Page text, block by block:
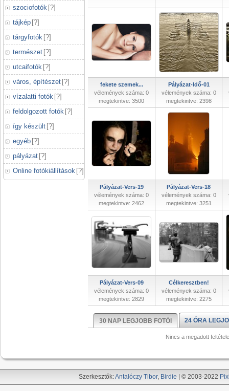
szociofotók [?]
tájkép [?]
tárgyfotók [?]
természet [?]
utcaifotók [?]
város, építészet [?]
vízalatti fotók [?]
feldolgozott fotók [?]
így készült [?]
egyéb [?]
pályázat [?]
Online fotókiállítások [?]
fekete szemek...
vélemények száma: 0
megtekintve: 3500
Pályázat-Idő-01
vélemények száma: 0
megtekintve: 2398
Pályázat-Vers-19
vélemények száma: 0
megtekintve: 2462
Pályázat-Vers-18
vélemények száma: 0
megtekintve: 3251
Pályázat-Vers-09
vélemények száma: 0
megtekintve: 2829
Célkeresztben!
vélemények száma: 0
megtekintve: 2275
30 NAP LEGJOBB FOTÓI 24 ÓRA
Nincs a megadott
Szerkesztők:Antalóczy Tibor, Birdie | © 2003-2022